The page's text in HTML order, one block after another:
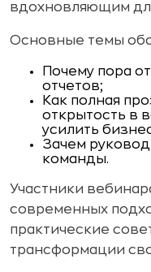
вдохновляющим
Основные темы
Почему пора
отчетов;
Как полная
открытость в
усилить
Зачем
команды.
Участники
современных
практические
трансформации